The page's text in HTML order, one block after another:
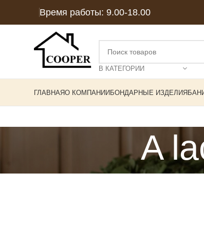
Время работы: 9.00-18.00
В КАТЕГОРИИ
ГЛАВНАЯО КОМПАНИИБОНДАРНЫЕ ИЗДЕЛИЯ
A